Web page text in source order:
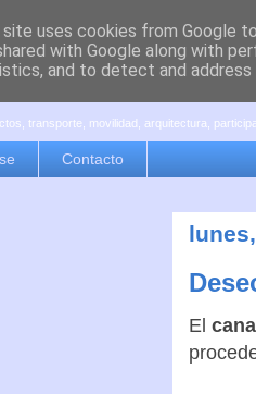
transporte, movilidad, arquitectura,
Contacto
El
site uses cookies from Google
with Google along with
and to detect and address